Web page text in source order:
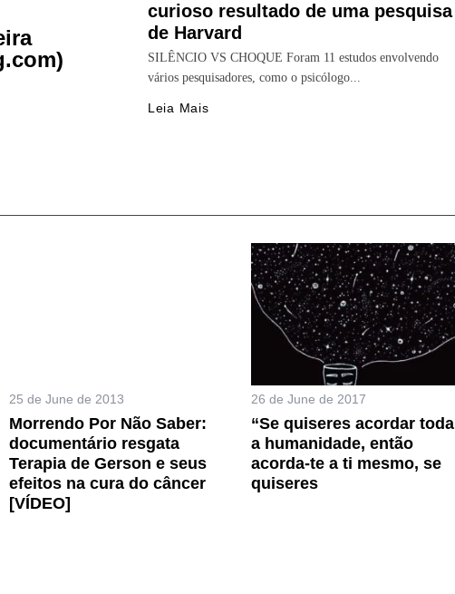
curioso resultado de uma pesquisa
de Harvard
SILÊNCIO VS CHOQUE Foram 11 estudos envolvendo
vários pesquisadores, como o psicólogo...
Leia Mais
25 de June de 2013
Morrendo Por Não Saber:
documentário resgata
Terapia de Gerson e seus
efeitos na cura do câncer
[VÍDEO]
26 de June de 2017
“Se quiseres acordar toda
a humanidade, então
acorda-te a ti mesmo, se
quiseres